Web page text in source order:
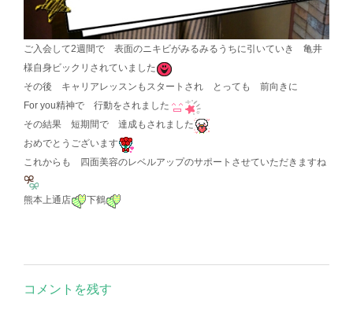
ご入会して2週間で 表面のニキビがみるみるうちに引いていき 亀井
様自身ビックリされていました
その後 キャリアレッスンもスタートされ とっても 前向きに
For you精神で 行動をされました
その結果 短期間で 達成もされました
おめでとうございます
これからも 四面美容のレベルアップのサポートさせていただきますね
熊本上通店 下鶴
コメントを残す